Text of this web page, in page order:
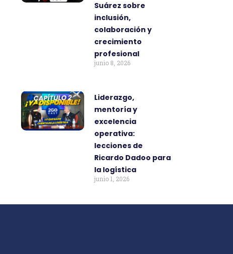
Suárez sobre
inclusión,
colaboración y
crecimiento
profesional
junio 8, 2026
Liderazgo,
mentoría y
excelencia
operativa:
lecciones de
Ricardo Dadoo para
la logística
junio 1, 2026